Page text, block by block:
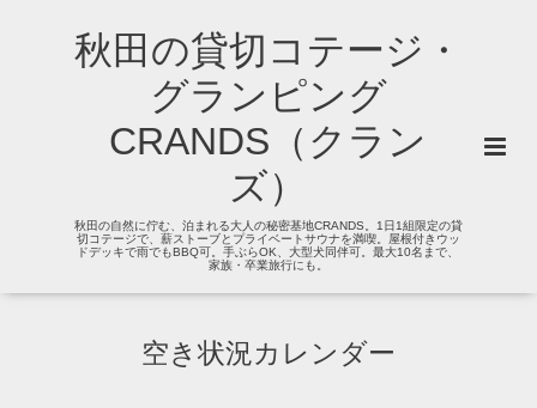
秋田の貸切コテージ・
グランピング
CRANDS（クラン
ズ）
秋田の自然に佇む、泊まれる大人の秘密基地CRANDS。1日1組限定の貸
切コテージで、薪ストーブとプライベートサウナを満喫。屋根付きウッ
ドデッキで雨でもBBQ可。手ぶらOK、大型犬同伴可。最大10名まで、
家族・卒業旅行にも。
空き状況カレンダー